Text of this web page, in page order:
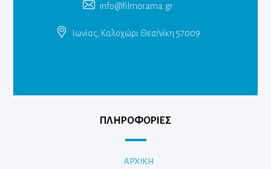
info@filmorama.gr
Ιωνίας, Καλοχώρι Θεσ/νίκη 57009
ΠΛΗΡΟΦΟΡΙΕΣ
ΑΡΧΙΚΗ